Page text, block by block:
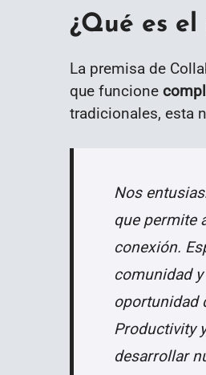
¿Qué es
La premisa de
que funcione
tradicionales, esta
Nos
que permite
conexión.
comunidad
oportunidad
Productivity
desarrollar